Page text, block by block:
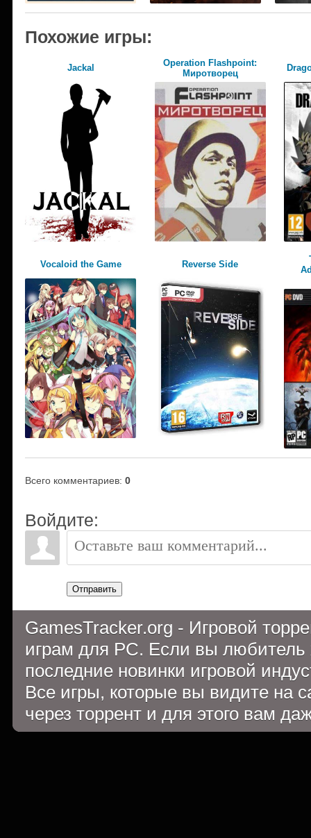
Похожие игры:
Jackal
Operation Flashpoint:
Миротворец
Vocaloid the Game Reverse Side
Всего комментариев: 0
Войдите:
Отправить
GamesTracker.org - Игровой
играм для PC. Если вы
последние новинки игровой
Все игры, которые вы видите на
через торрент и для этого вам